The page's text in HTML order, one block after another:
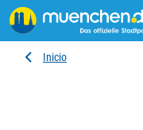
Inicio